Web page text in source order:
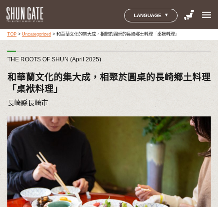
LANGUAGE menu
TOP> Uncategorized > 和華蘭文化的集大成，相聚於圓桌的長崎鄉土料理「桌袱料理」
THE ROOTS OF SHUN (April 2025)
和華蘭文化的集大成，相聚於圓桌的長崎鄉土料理
「桌袱料理」
長崎縣長崎市